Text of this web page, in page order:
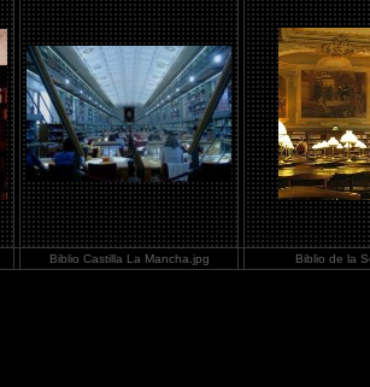
Biblio Castilla La Mancha.jpg Biblio de la